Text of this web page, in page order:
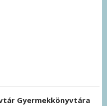
Gyermekkönyvtára